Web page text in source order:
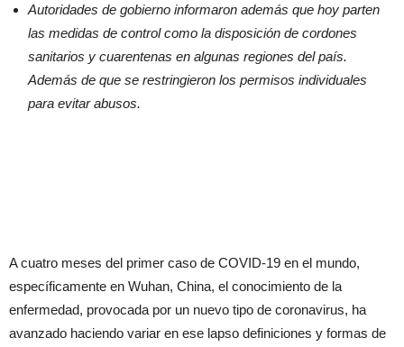
Autoridades de gobierno informaron además que hoy parten
las medidas de control como la disposición de cordones
sanitarios y cuarentenas en algunas regiones del país.
Además de que se restringieron los permisos individuales
para evitar abusos.
A cuatro meses del primer caso de COVID-19 en el mundo,
específicamente en Wuhan, China, el conocimiento de la
enfermedad, provocada por un nuevo tipo de coronavirus, ha
avanzado haciendo variar en ese lapso definiciones y formas de